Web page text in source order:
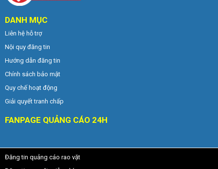
DANH MỤC
Liên hệ hỗ trợ
Nội quy đăng tin
Hướng dẫn đăng tin
Chính sách bảo mật
Quy chế hoạt động
Giải quyết tranh chấp
FANPAGE QUẢNG CÁO 24H
Đăng tin quảng cáo rao vặt